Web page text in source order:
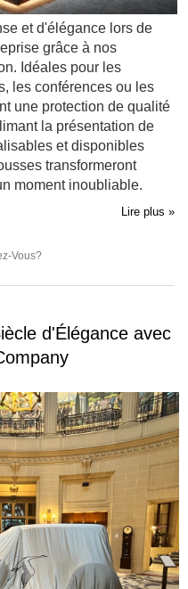
et d'élégance lors de
grâce à nos
Idéales pour les
les conférences ou les
une protection de qualité
la présentation de
et disponibles
transformeront
moment inoubliable.
Lire plus »
Vous?
d'Élégance avec